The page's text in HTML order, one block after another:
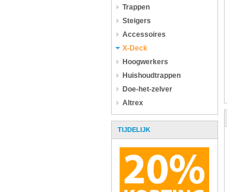
Trappen
Steigers
Accessoires
X-Deck
Hoogwerkers
Huishoudtrappen
Doe-het-zelver
Altrex
TIJDELIJK